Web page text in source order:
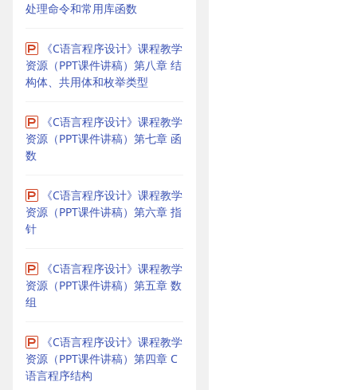
处理命令和常用库函数
《C语言程序设计》课程教学
资源（PPT课件讲稿）第八章 结
构体、共用体和枚举类型
《C语言程序设计》课程教学
资源（PPT课件讲稿）第七章 函
数
《C语言程序设计》课程教学
资源（PPT课件讲稿）第六章 指
针
《C语言程序设计》课程教学
资源（PPT课件讲稿）第五章 数
组
《C语言程序设计》课程教学
资源（PPT课件讲稿）第四章 C
语言程序结构